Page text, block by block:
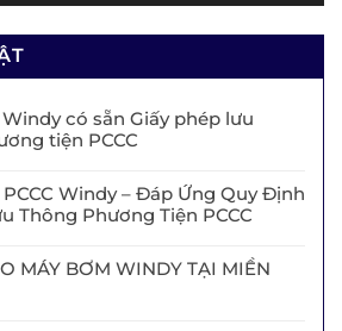
có sẵn Giấy phép lưu
tiện PCCC
Windy – Đáp Ứng Quy Định
Thông Phương Tiện PCCC
MÁY BƠM WINDY TẠI MIỀN